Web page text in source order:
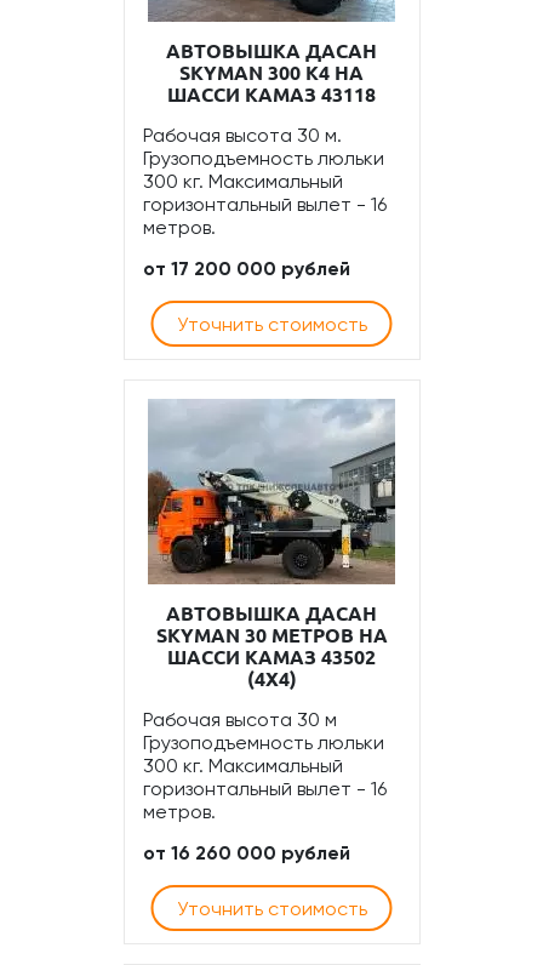
АВТОВЫШКА ДАСАН
SKYMAN 300 К4 НА
ШАССИ КАМАЗ 43118
Рабочая высота 30 м.
Грузоподъемность люльки
300 кг. Максимальный
горизонтальный вылет - 16
метров.
от 17 200 000 рублей
Уточнить стоимость
АВТОВЫШКА ДАСАН
SKYMAN 30 МЕТРОВ НА
ШАССИ КАМАЗ 43502
(4Х4)
Рабочая высота 30 м
Грузоподъемность люльки
300 кг. Максимальный
горизонтальный вылет - 16
метров.
от 16 260 000 рублей
Уточнить стоимость